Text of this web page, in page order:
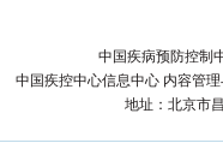
中国疾病预防控制
中国疾控中心信息中心 内容管
地址：北京市